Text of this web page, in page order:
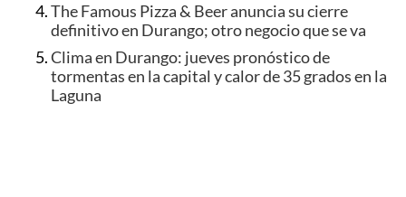
The Famous Pizza & Beer anuncia su cierre
definitivo en Durango; otro negocio que se va
Clima en Durango: jueves pronóstico de
tormentas en la capital y calor de 35 grados en la
Laguna